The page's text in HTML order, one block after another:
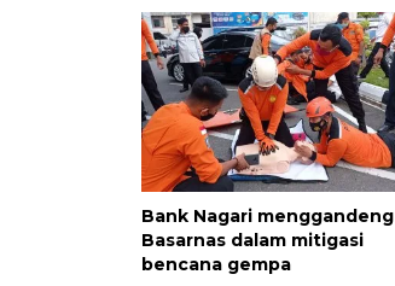
Bank Nagari menggandeng
Basarnas dalam mitigasi
bencana gempa